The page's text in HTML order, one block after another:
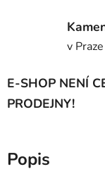
v
E-SHOP NENÍ
PRODEJNY!
Popis